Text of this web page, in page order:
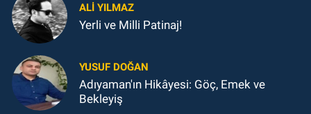
ALI YILMAZ
Yerli ve Milli Patinaj!
YUSUF DOĞAN
Adıyaman'ın Hikâyesi: Göç, Emek ve
Bekleyiş